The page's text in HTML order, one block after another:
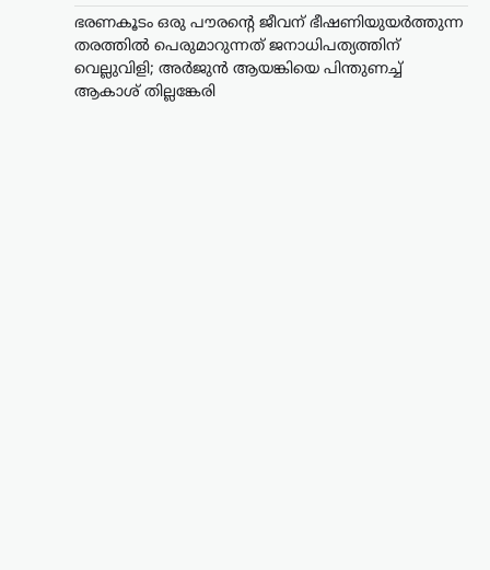
ഭരണകൂടം ഒരു പൗരന്റെ ജീവന് ഭീഷണിയുയര്‍ത്തുന്ന
തരത്തില്‍ പെരുമാറുന്നത് ജനാധിപത്യത്തിന്
വെല്ലുവിളി; അര്‍ജുന്‍ ആയങ്കിയെ പിന്തുണച്ച്
ആകാശ് തില്ലങ്കേരി